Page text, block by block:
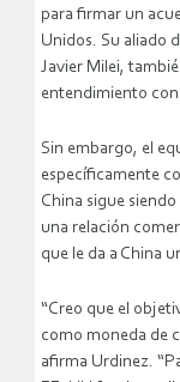
para firmar un
Unidos. Su aliado
Javier Milei,
entendimiento
Sin embargo, el
específicamente
China sigue
una relación
que le da a China
“Creo que el
como moneda de
afirma Urdinez.